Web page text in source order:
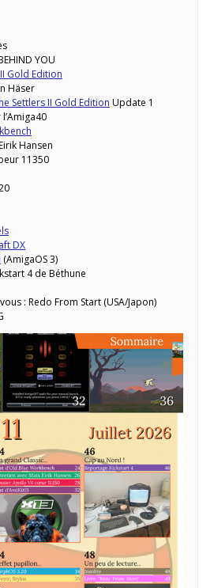
YOU
Gold Edition
Häser
Settlers II Gold Edition Update 1
Hansen
11350
DX
(AmigaOS 3)
4 de Béthune
: Redo From Start (USA/Japon)